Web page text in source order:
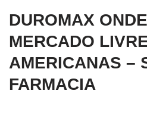
DUROMAX
MERCADO
AMERICANAS –
FARMACIA